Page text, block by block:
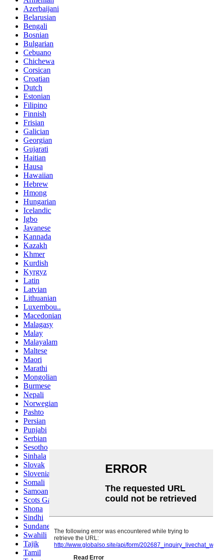
Azerbaijani
Belarusian
Bengali
Bosnian
Bulgarian
Cebuano
Chichewa
Corsican
Croatian
Dutch
Estonian
Filipino
Finnish
Frisian
Galician
Georgian
Gujarati
Haitian
Hausa
Hawaiian
Hebrew
Hmong
Hungarian
Icelandic
Igbo
Javanese
Kannada
Kazakh
Khmer
Kurdish
Kyrgyz
Latin
Latvian
Lithuanian
Luxembou..
Macedonian
Malagasy
Malay
Malayalam
Maltese
Maori
Marathi
Mongolian
Burmese
Nepali
Norwegian
Pashto
Persian
Punjabi
Serbian
Sesotho
Sinhala
Slovak
Slovenian
Somali
Samoan
Scots Gaelic
Shona
Sindhi
Sundanese
Swahili
Tajik
Tamil